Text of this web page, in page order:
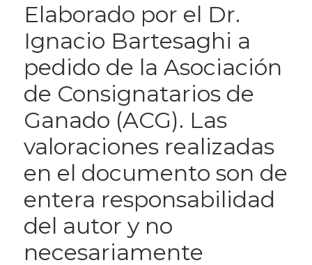
Elaborado por el Dr.
Ignacio Bartesaghi a
pedido de la Asociación
de Consignatarios de
Ganado (ACG). Las
valoraciones realizadas
en el documento son de
entera responsabilidad
del autor y no
necesariamente